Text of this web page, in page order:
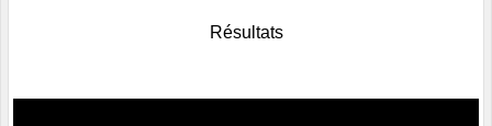
Résultats